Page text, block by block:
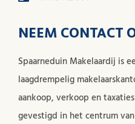
NEEM CONTACT
Spaarneduin Makelaardij is
laagdrempelig
aankoop, verkoop en
gevestigd in het centrum